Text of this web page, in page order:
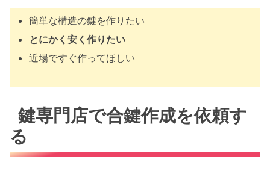
簡単な構造の鍵を作りたい
とにかく安く作りたい
近場ですぐ作ってほしい
鍵専門店で合鍵作成を依頼す
る